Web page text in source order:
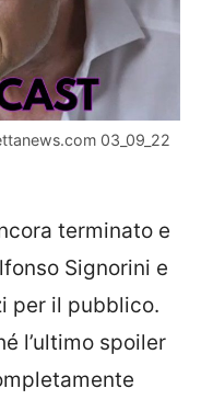
03_09_22
terminato e
Signorini e
per il pubblico.
l’ultimo spoiler